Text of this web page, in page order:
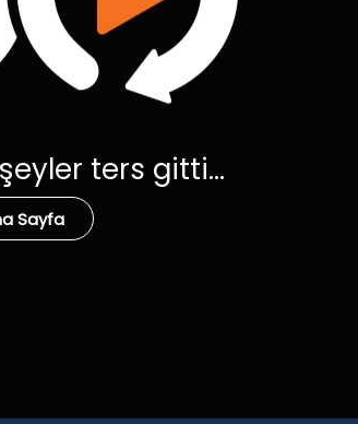
ters gitti...
Sayfa